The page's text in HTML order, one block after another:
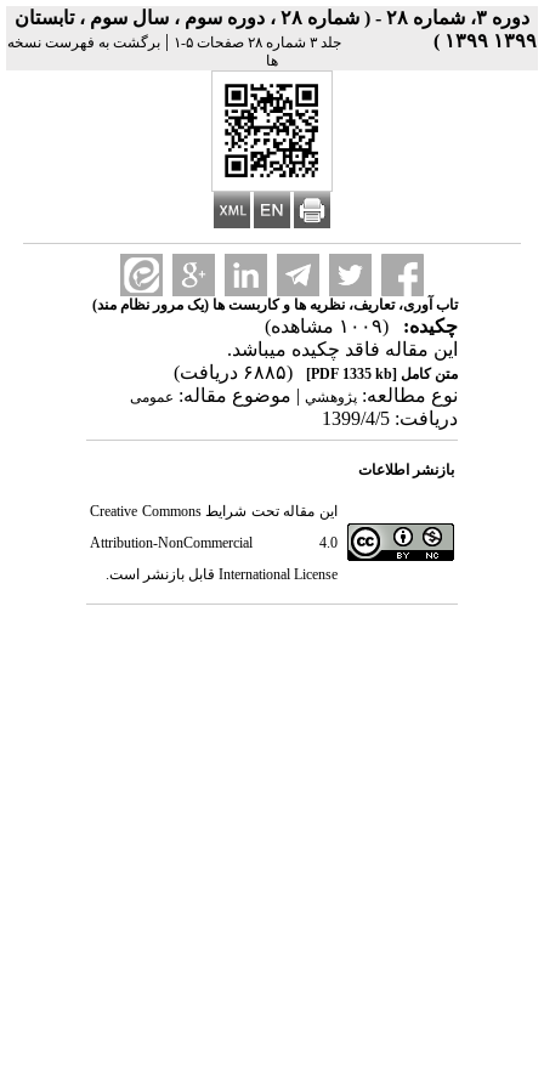
دوره ۳، شماره ۲۸ - ( شماره ۲۸ ، دوره سوم ، سال سوم ، تابستان
۱۳۹۹ ۱۳۹۹ )
جلد ۳ شماره ۲۸ صفحات ۵-۱ | برگشت به فهرست نسخه
ها
تاب آوری، تعاریف، نظریه ها و کاربست ها (یک مرور نظام مند)
چکیده:
(۱۰۰۹ مشاهده)
این مقاله فاقد چکیده می​باشد.
متن کامل[PDF 1335 kb]
(۶۸۸۵ دریافت)
نوع مطالعه: پژوهشي| موضوع مقاله: عمومى
دریافت: 1399/4/5
بازنشر اطلاعات
این مقاله تحت شرایطCreative Commons
Attribution-NonCommercial 4.0
International License قابل بازنشر است.